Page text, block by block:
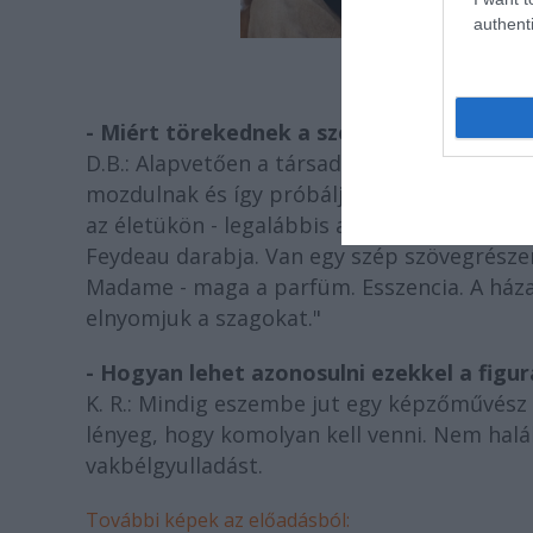
- Miért törekednek a szereplők ennyire a
D.B.: Alapvetően a társadalom jómódú
mozdulnak és így próbálják fűszerezni
az életükön - legalábbis addig, amíg
Feydeau darabja. Van egy szép
Madame - maga a parfüm. Esszencia. A
elnyomjuk a szagokat."
- Hogyan lehet azonosulni ezekkel a
K. R.: Mindig eszembe jut egy
lényeg, hogy komolyan kell venni. Nem
vakbélgyulladást.
További képek az előadásból: